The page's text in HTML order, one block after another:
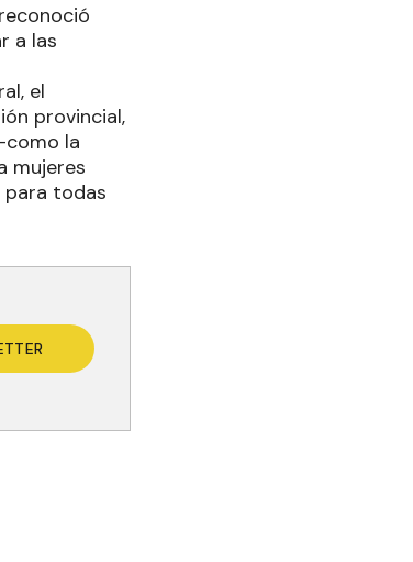
a las
el
provincial,
como la
mujeres
para todas